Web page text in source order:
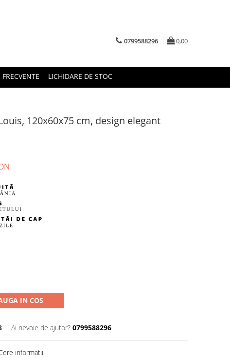
0799588296 0,00
LICHIDARE DE STOC
120x60x75 cm, design elegant
IN COS
Ai nevoie de ajutor? 0799588296
informatii